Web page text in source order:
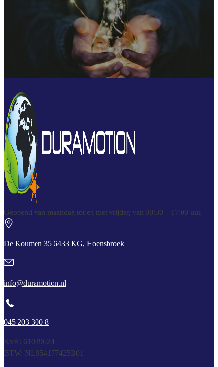
Geopend van maandag tot en met vrijdag van 08:30 – 17:00 uur.
De Koumen 35 6433 KG, Hoensbroek
info@duramotion.nl
045 203 300 8
KvK: 61039624
BTW: NL854177425B01